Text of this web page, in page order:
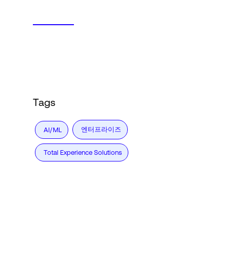
Tags
AI/ML 엔터프라이즈
Total Experience Solutions